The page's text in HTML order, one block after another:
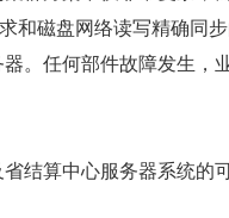
和磁盘网络读写精确同
。任何部件故障发生，
结算中心服务器系统的